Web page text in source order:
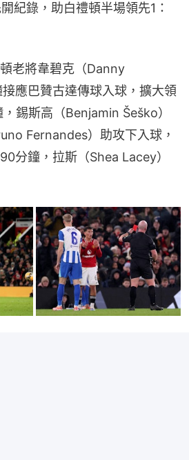
紀錄，助白禮頓半場領先1：
老將韋碧克（Danny
應巴贊古達傳球入球，擴大領
錫斯高（Benjamin Šeško）
Fernandes）助攻下入球，
分鐘，拉斯（Shea Lacey）